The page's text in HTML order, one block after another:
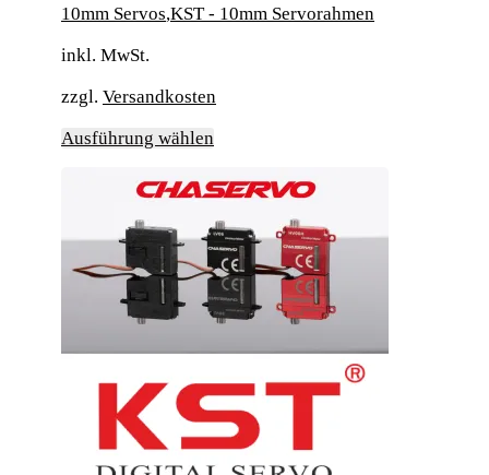
10mm Servos,KST - 10mm Servorahmen
inkl. MwSt.
zzgl. Versandkosten
Ausführung wählen
weist
Varianten
auf.
Die
Optionen
können
Produktseite
gewählt
werden